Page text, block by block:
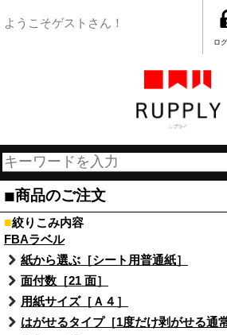
ようこそゲストさん！
ロ
■商品のご注文
■絞りこみ内容
FBAラベル
紙から選ぶ［シート用普通紙］
面付数［21 面］
用紙サイズ［Ａ４］
はがせるタイプ［1度だけ剥がせる通